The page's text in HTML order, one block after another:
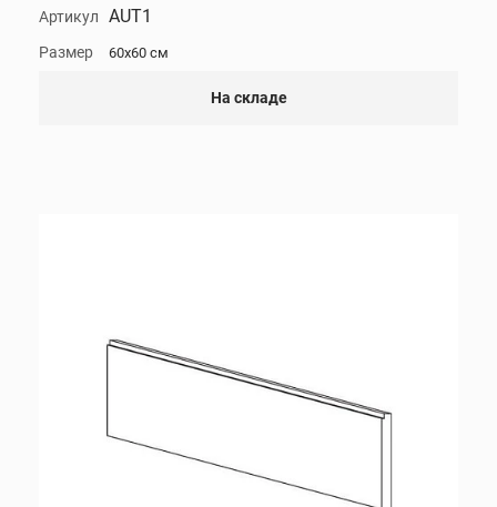
Артикул AUT1
Размер 60x60 см
На складе